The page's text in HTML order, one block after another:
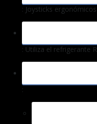
: Joysticks
: Utiliza el refrigerante
: